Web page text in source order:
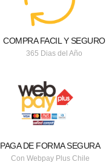
COMPRA FACIL Y SEGURO
365 Dias del Año
PAGA DE FORMA SEGURA
Con Webpay Plus Chile